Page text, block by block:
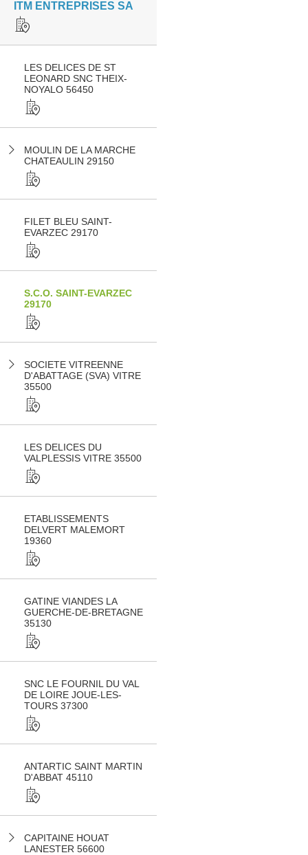
ITM ENTREPRISES SA
LES DELICES DE ST
LEONARD SNC THEIX-
NOYALO 56450
MOULIN DE LA MARCHE
CHATEAULIN 29150
FILET BLEU SAINT-
EVARZEC 29170
S.C.O. SAINT-EVARZEC
29170
SOCIETE VITREENNE
D'ABATTAGE (SVA) VITRE
35500
LES DELICES DU
VALPLESSIS VITRE 35500
ETABLISSEMENTS
DELVERT MALEMORT
19360
GATINE VIANDES LA
GUERCHE-DE-BRETAGNE
35130
SNC LE FOURNIL DU VAL
DE LOIRE JOUE-LES-
TOURS 37300
ANTARTIC SAINT MARTIN
D'ABBAT 45110
CAPITAINE HOUAT
LANESTER 56600